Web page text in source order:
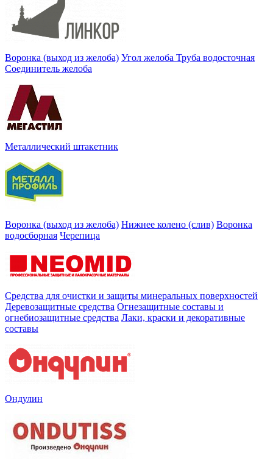
Воронка (выход из желоба) Угол желоба Труба водосточная
Соединитель желоба
Металлический штакетник
Воронка (выход из желоба) Нижнее колено (слив) Воронка
водосборная Черепица
Средства для очистки и защиты минеральных поверхностей
Деревозащитные средства Огнезащитные составы и
огнебиозащитные средства Лаки, краски и декоративные
составы
Ондулин